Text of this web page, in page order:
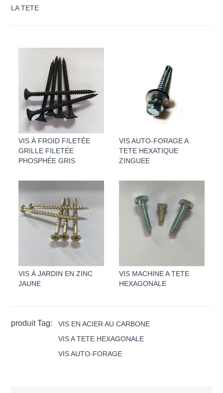
LA TETE
VIS À FROID FILETÉE
GRILLE FILETÉE
PHOSPHÉE GRIS
VIS AUTO-FORAGE A
TETE HEXATIQUE
ZINGUEE
VIS À JARDIN EN ZINC
JAUNE
VIS MACHINE A TETE
HEXAGONALE
produit Tag:
VIS EN ACIER AU CARBONE
VIS A TETE HEXAGONALE
VIS AUTO-FORAGE